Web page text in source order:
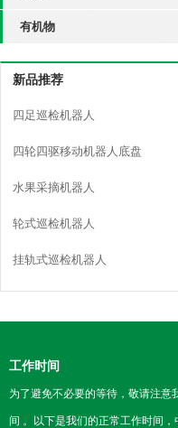
有机物
新品推荐
四足巡检机器人
四轮四驱移动机器人底盘
水果采摘机器人
轮式巡检机器人
挂轨式巡检机器人
工作时间
为了避免不必要的等待，敬请注意
间 。以下是我们的正常工作时间，